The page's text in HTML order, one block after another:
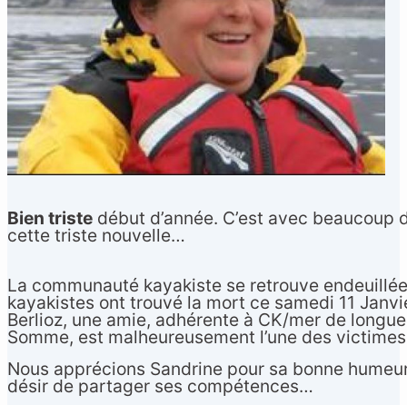
Français ▼
Bien triste début d’année. C’est avec
cette triste nouvelle…
La communauté kayakiste se retrouve
kayakistes ont trouvé la mort ce samedi 11
Berlioz, une amie, adhérente à CK/mer de
Somme, est malheureusement l’une des
Nous apprécions Sandrine pour sa bonne
désir de partager ses compétences…